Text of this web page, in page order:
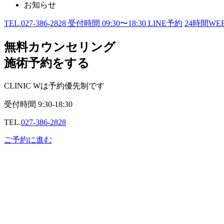
お知らせ
TEL.027-386-2828 受付時間 09:30〜18:30 LINE予約 24時間
無料カウンセリング
施術予約をする
CLINIC Wは予約優先制です
受付時間 9:30-18:30
TEL.027-386-2828
ご予約に進む